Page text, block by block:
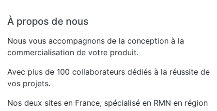
À propos de nous
Nous vous accompagnons de la conception à la
commercialisation de votre produit.
Avec plus de 100 collaborateurs dédiés à la réussite de
vos projets.
Nos deux sites en France, spécialisé en RMN en région